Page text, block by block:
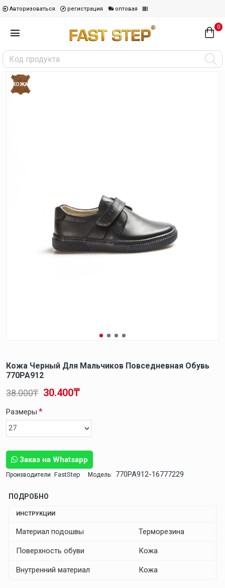
Авторизоваться регистрация оптовая
0
КОЖА
Кожа Черный Для Мальчиков Повседневная Обувь
770PA912
Заказ на Whatsapp
Производители FastStep Модель: 770PA912-16777229
30.400₸
38.000₸
Размеры
ПОДРОБНО
ИНСТРУКЦИИ
Материал подошвы Терморезина
Поверхность обуви Кожа
Внутренний материал Кожа